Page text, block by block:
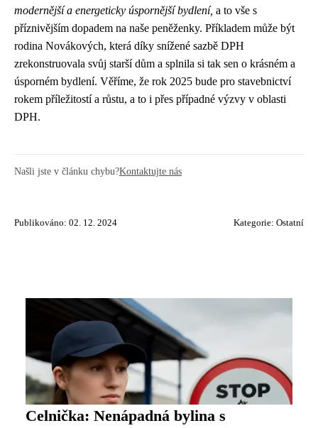
modernější a energeticky úspornější bydlení, a to vše s
příznivějším dopadem na naše peněženky. Příkladem může být
rodina Novákových, která díky snížené sazbě DPH
zrekonstruovala svůj starší dům a splnila si tak sen o krásném a
úsporném bydlení. Věříme, že rok 2025 bude pro stavebnictví
rokem příležitostí a růstu, a to i přes případné výzvy v oblasti
DPH.
Našli jste v článku chybu?Kontaktujte nás
Publikováno: 02. 12. 2024 Kategorie: Ostatní
Celnička: Nenápadná bylina s